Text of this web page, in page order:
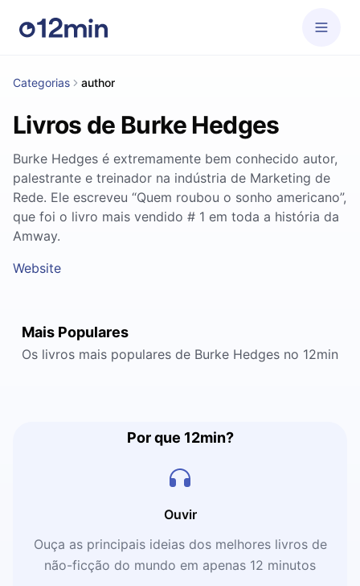
Categorias author
Livros de Burke Hedges
Burke Hedges é extremamente bem conhecido autor,
palestrante e treinador na indústria de Marketing de
Rede. Ele escreveu “Quem roubou o sonho americano”,
que foi o livro mais vendido # 1 em toda a história da
Amway.
Website
Mais Populares
Os livros mais populares de Burke Hedges no 12min
Por que 12min?
Ouvir
Ouça as principais ideias dos melhores livros de
não-ficção do mundo em apenas 12 minutos